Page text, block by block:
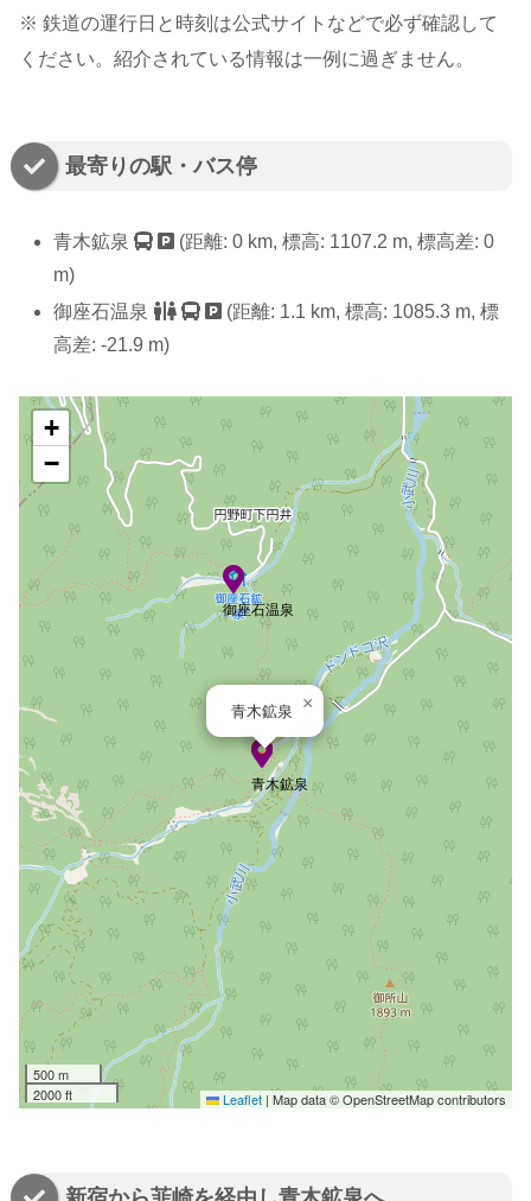
※ 鉄道の運行日と時刻は公式サイトなどで必ず確認して
ください。紹介されている情報は一例に過ぎません。
最寄りの駅・バス停
青木鉱泉
(距離: 0 km, 標高: 1107.2 m, 標高差: 0
m)
御座石温泉
(距離: 1.1 km, 標高: 1085.3 m, 標
高差: -21.9 m)
青木鉱泉
御座石温泉
青木鉱泉 ×
+
−
500 m
2000 ft
Leaflet | Map data © OpenStreetMap contributors